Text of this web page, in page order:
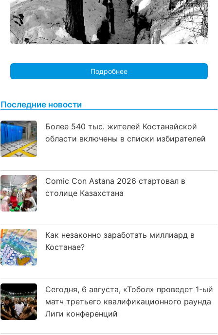
Подробнее
Последние новости
Более 540 тыс. жителей Костанайской
области включены в списки избирателей
Comic Con Astana 2026 стартовал в
столице Казахстана
Как незаконно заработать миллиард в
Костанае?
Сегодня, 6 августа, «Тобол» проведет 1-ый
матч третьего квалификационного раунда
Лиги конференций